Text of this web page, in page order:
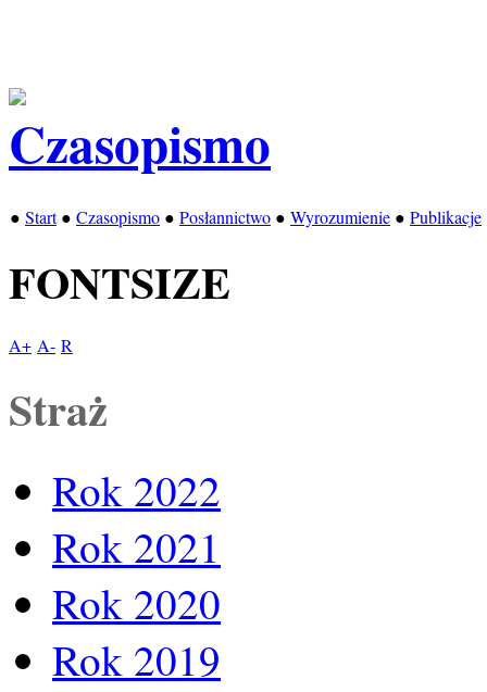
● Start● Czasopismo ● Posłannictwo ● Wyrozumienie ● Publikacje
FONTSIZE
A+ A- R
Straż
Rok 2022
Rok 2021
Rok 2020
Rok 2019